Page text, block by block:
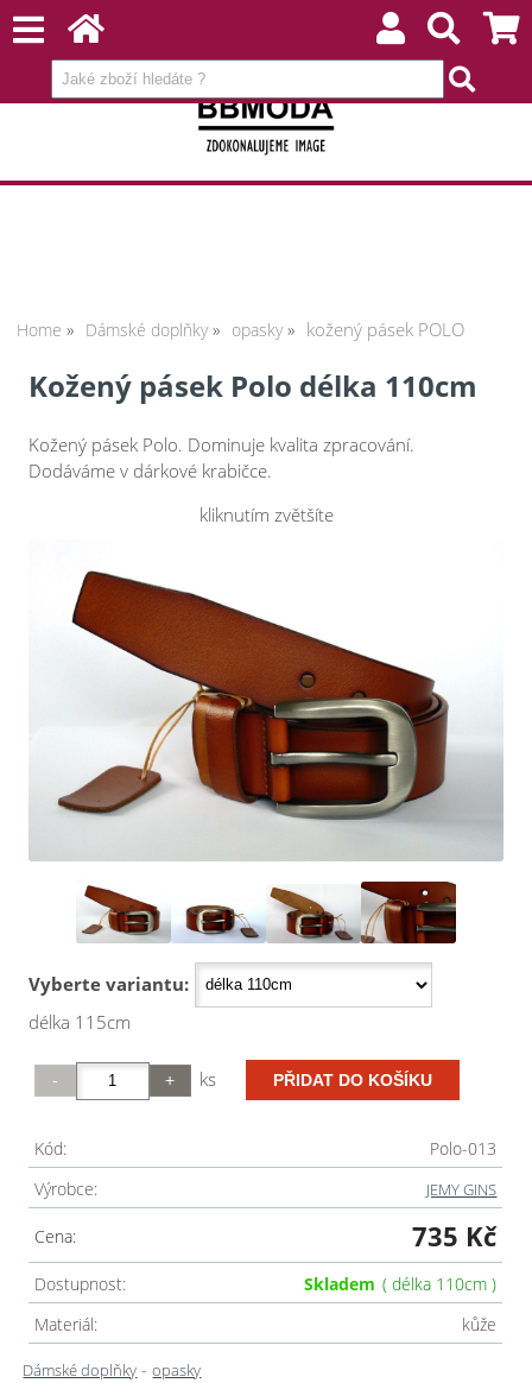
Home Dámské doplňky opasky kožený pásek POLO
Kožený pásek Polo délka 110cm
Kožený pásek Polo. Dominuje kvalita zpracování.
Dodáváme v dárkové krabičce.
kliknutím zvětšíte
Vyberte variantu:
délka 115cm
ks
Kód:
Polo-013
Výrobce:
JEMY GINS
Cena: 735 Kč
Dostupnost: Skladem ( délka 110cm )
Materiál:
kůže
Dámské doplňky -opasky